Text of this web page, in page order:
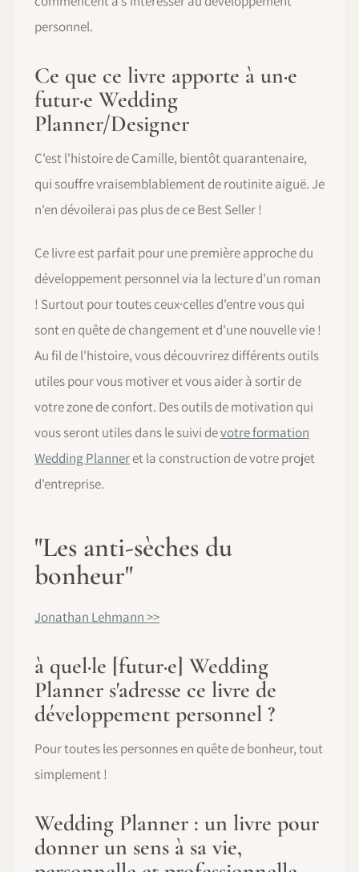
personnel.
Ce que ce livre apporte à un·e
futur·e Wedding
Planner/Designer
C'est l'histoire de Camille, bientôt quarantenaire,
qui souffre vraisemblablement de routinite aiguë. Je
n'en dévoilerai pas plus de ce Best Seller !
Ce livre est parfait pour une première approche du
développement personnel via la lecture d'un roman
! Surtout pour toutes ceux·celles d'entre vous qui
sont en quête de changement et d'une nouvelle vie !
Au fil de l'histoire, vous découvrirez différents outils
utiles pour vous motiver et vous aider à sortir de
votre zone de confort. Des outils de motivation qui
vous seront utiles dans le suivi devotre formation
Wedding Planneret la construction de votre projet
d'entreprise.
"Les anti-sèches du
bonheur"
Jonathan Lehmann >>
à quel·le [futur·e] Wedding
Planner s'adresse ce livre de
développement personnel ?
Pour toutes les personnes en quête de bonheur, tout
simplement !
Wedding Planner : un livre pour
donner un sens à sa vie,